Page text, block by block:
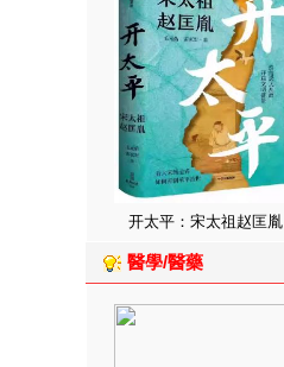
开太平：宋太祖赵匡胤
醫學/醫藥